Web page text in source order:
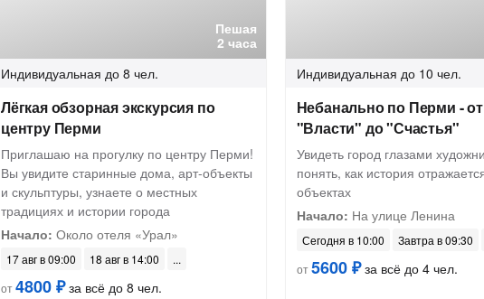
Пешая
2 часа
Индивидуальная до 8 чел.
Лёгкая обзорная экскурсия по
центру Перми
Приглашаю на прогулку по центру Перми!
Вы увидите старинные дома, арт-объекты
и скульптуры, узнаете о местных
традициях и истории города
Начало: Около отеля «Урал»
17 авг в 09:00
18 авг в 14:00
от4800 ₽за всё до 8 чел.
Индивидуальная до 10 чел.
Небанально по Перми - от
"Власти" до "Счастья"
Увидеть город глазами
понять, как история
объектах
Начало: На улице Ленина
Сегодня в 10:00
Завтра в 09:30
от5600 ₽за всё до 4 чел.